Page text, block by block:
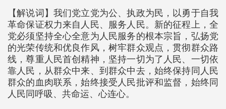
【解说词】我们党立党为公、执政为民，以勇于自我
革命保证权力来自人民、服务人民。新的征程上，全
党必须坚持全心全意为人民服务的根本宗旨，弘扬党
的光荣传统和优良作风，树牢群众观点，贯彻群众路
线，尊重人民首创精神，坚持一切为了人民、一切依
靠人民，从群众中来、到群众中去，始终保持同人民
群众的血肉联系，始终接受人民批评和监督，始终同
人民同呼吸、共命运、心连心。